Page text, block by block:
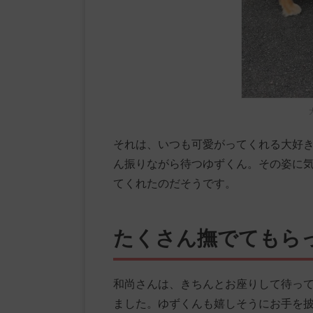
それは、いつも可愛がってくれる大好
ん振りながら待つゆずくん。その姿に
てくれたのだそうです。
たくさん撫でてもら
和尚さんは、きちんとお座りして待っ
ました。ゆずくんも嬉しそうにお手を